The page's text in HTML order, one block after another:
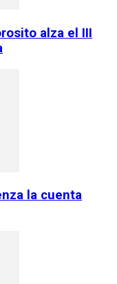
alza el III
la cuenta